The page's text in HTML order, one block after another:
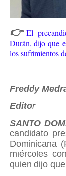
👉El
Durán, dijo que
los sufrimientos
Freddy
Editor
SANTO
candidato
Dominicana
miércoles
quien dijo